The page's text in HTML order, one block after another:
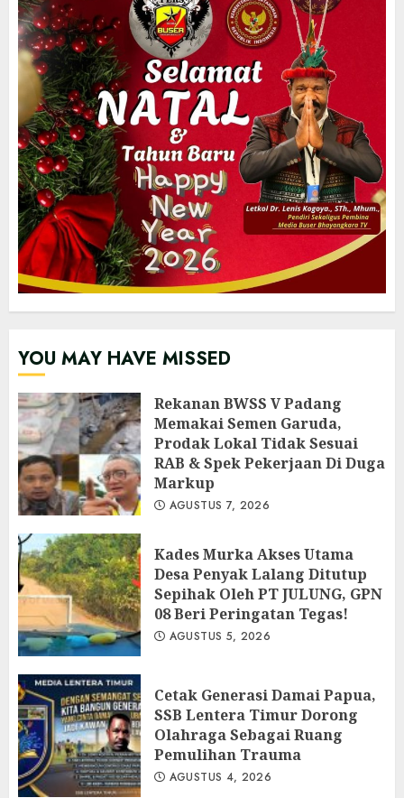
YOU MAY HAVE MISSED
Rekanan BWSS V Padang
Memakai Semen Garuda,
Prodak Lokal Tidak Sesuai
RAB & Spek Pekerjaan Di Duga
Markup
AGUSTUS 7, 2026
Kades Murka Akses Utama
Desa Penyak Lalang Ditutup
Sepihak Oleh PT JULUNG, GPN
08 Beri Peringatan Tegas!
AGUSTUS 5, 2026
Cetak Generasi Damai Papua,
SSB Lentera Timur Dorong
Olahraga Sebagai Ruang
Pemulihan Trauma
AGUSTUS 4, 2026